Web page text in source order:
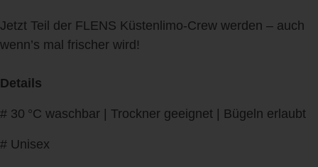
Jetzt Teil der FLENS Küstenlimo-Crew werden – auch
wenn’s mal frischer wird!
Details
# 30 °C waschbar | Trockner geeignet | Bügeln erlaubt
# Unisex